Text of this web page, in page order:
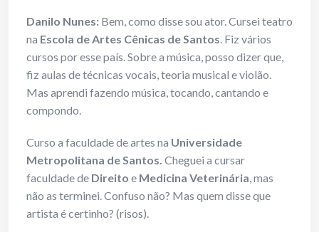
Danilo Nunes: Bem, como disse sou ator. Cursei teatro
na Escola de Artes Cênicas de Santos. Fiz vários
cursos por esse país. Sobre a música, posso dizer que,
fiz aulas de técnicas vocais, teoria musical e violão.
Mas aprendi fazendo música, tocando, cantando e
compondo.
Curso a faculdade de artes na Universidade
Metropolitana de Santos. Cheguei a cursar
faculdade de Direito e Medicina Veterinária, mas
não as terminei. Confuso não? Mas quem disse que
artista é certinho? (risos).